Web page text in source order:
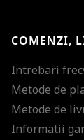
COMENZI,
Intrebari
Metode de
Metode de
Informatii